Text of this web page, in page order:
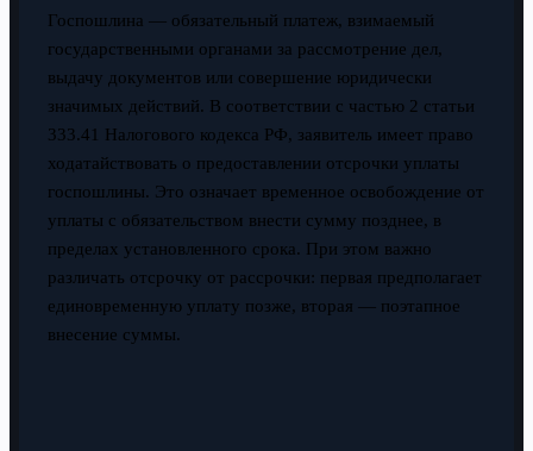
Госпошлина — обязательный платеж, взимаемый
государственными органами за рассмотрение дел,
выдачу документов или совершение юридически
значимых действий. В соответствии с частью 2 статьи
333.41 Налогового кодекса РФ, заявитель имеет право
ходатайствовать о предоставлении отсрочки уплаты
госпошлины. Это означает временное освобождение от
уплаты с обязательством внести сумму позднее, в
пределах установленного срока. При этом важно
различать отсрочку от рассрочки: первая предполагает
единовременную уплату позже, вторая — поэтапное
внесение суммы.